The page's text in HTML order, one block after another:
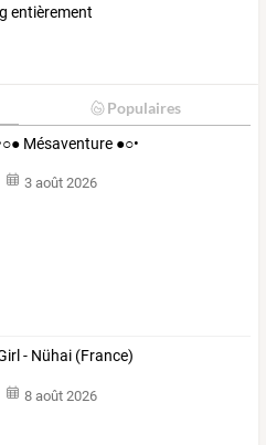
entièrement
Populaires
Mésaventure ●○•
3 août 2026
- Nühai (France)
8 août 2026